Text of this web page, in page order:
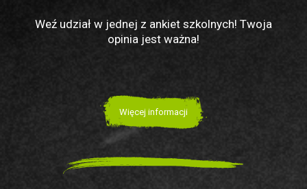
Weź udział w jednej z ankiet szkolnych! Twoja
opinia jest ważna!
Więcej informacji